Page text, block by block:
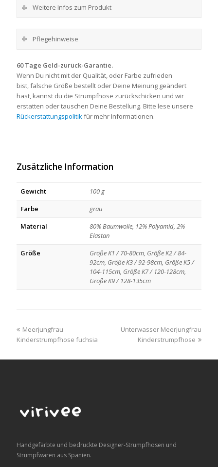
Weitere Infos zum Produkt
Pflegehinweise
60 Tage Geld-zurück-Garantie.
Wenn Du nicht mit der Qualität, oder Farbe zufrieden
bist, falsche Größe bestellt oder Deine Meinung geändert
hast, kannst du die Strumpfhose zurückschicken und wir
erstatten oder tauschen Deine Bestellung. Bitte lese unsere
Rückerstattungspolitik für mehr Informationen.
Zusätzliche Information
Gewicht
100 g
Farbe
grau
Material
80% Baumwolle, 12% Polyamid, 2%
Elastan
Größe
Größe K1 / 70-80cm, Größe K2 / 84-
92cm, Größe K3 / 92-98cm, Größe K5 /
104-115cm, Größe K7 / 120-128cm,
Größe K9 / 128-135cm
previous
post:
Meerjungfrau
Kinderstrumpfhose fuchsia
next
Unterwasser Meerjungfrau
Kinderstrumpfhose
Handgefärbte und bedruckte Designer-Strumpfhosen und
Strumpfwaren aus Spanien.